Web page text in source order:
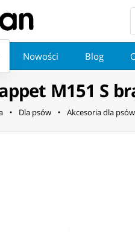
Nowości Blog
M151 S
Dla psów Akcesoria dla psów